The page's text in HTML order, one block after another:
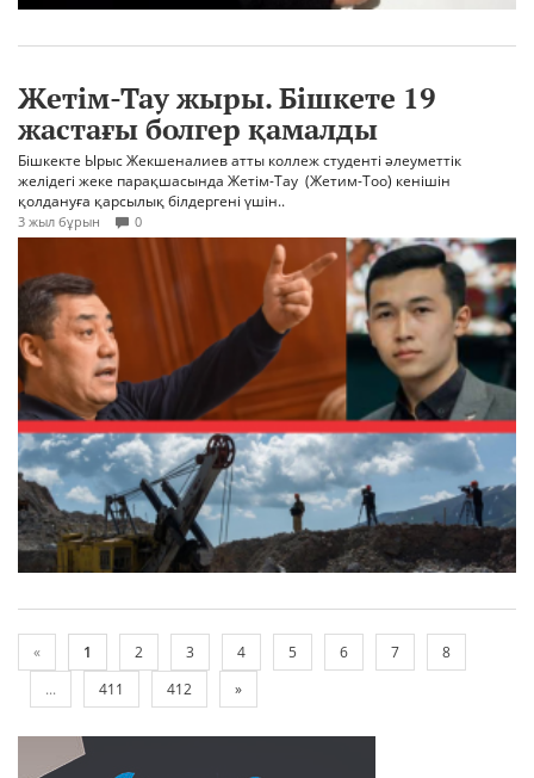
Жетім-Тау жыры. Бішкете 19
жастағы болгер қамалды
Бішкекте Ырыс Жекшеналиев атты коллеж студенті әлеуметтік
желідегі жеке парақшасында Жетім-Тау (Жетим-Тоо) кенішін
қолдануға қарсылық білдергені үшін..
3 жыл бұрын 0
« 1 2 3 4 5 6 7
8
...
411 412 »